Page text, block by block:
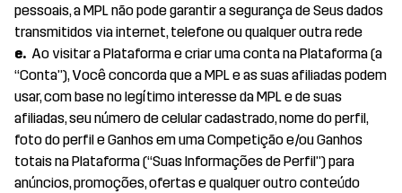
pessoais, a MPL não pode garantir a segurança de Seus dados
transmitidos via internet, telefone ou qualquer outra rede
e. Ao visitar a Plataforma e criar uma conta na Plataforma (a
“Conta”), Você concorda que a MPL e as suas afiliadas podem
usar, com base no legítimo interesse da MPL e de suas
afiliadas, seu número de celular cadastrado, nome do perfil,
foto do perfil e Ganhos em uma Competição e/ou Ganhos
totais na Plataforma (“Suas Informações de Perfil”) para
anúncios, promoções, ofertas e qualquer outro conteúdo